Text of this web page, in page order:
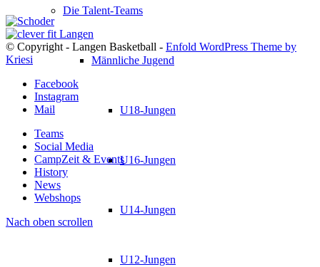
Die Talent-Teams
Männliche Jugend
U18-Jungen
U16-Jungen
U14-Jungen
U12-Jungen
© Copyright - Langen Basketball - Enfold WordPress Theme by
Kriesi
Facebook
Instagram
Mail
Teams
Social Media
CampZeit & Events
History
News
Webshops
Nach oben scrollen